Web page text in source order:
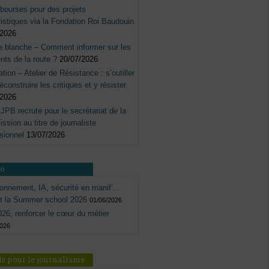
pour des projets
via la Fondation Roi Baudouin
blanche – Comment informer sur les
de la route ? 20/07/2026
– Atelier de Résistance : s’outiller
les critiques et y résister
recrute pour le secrétariat de la
au titre de journaliste
13/07/2026
IA, sécurité en manif’…
la Summer school 2026 01/06/2026
renforcer le cœur du métier
pour le journalisme